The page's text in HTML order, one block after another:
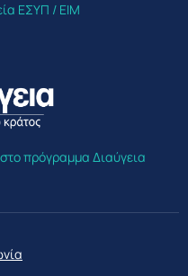
ΕΣΥΠ / ΕΙΜ
πρόγραμμα Διαύγεια